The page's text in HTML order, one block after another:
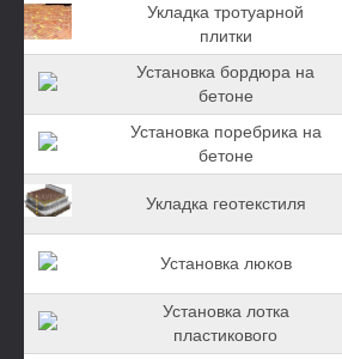
Укладка тротуарной
плитки
Установка бордюра на
бетоне
Установка поребрика на
бетоне
Укладка геотекстиля
Установка люков
Установка лотка
пластикового